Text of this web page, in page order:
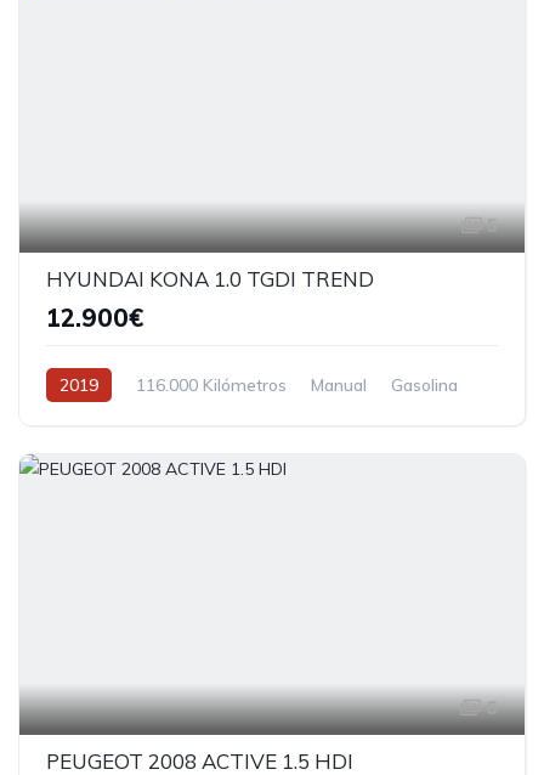
5
HYUNDAI KONA 1.0 TGDI TREND
12.900€
2019 116.000 Kilómetros Manual Gasolina
6
PEUGEOT 2008 ACTIVE 1.5 HDI